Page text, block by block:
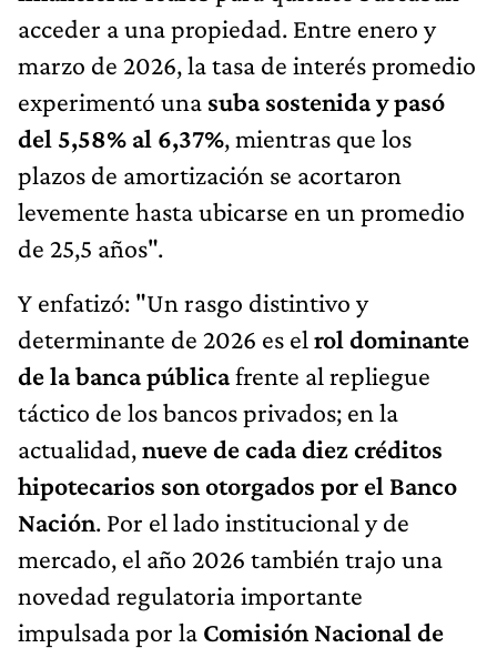
acceder a una propiedad. Entre enero y
marzo de 2026, la tasa de interés promedio
experimentó una suba sostenida y pasó
del 5,58% al 6,37%, mientras que los
plazos de amortización se acortaron
levemente hasta ubicarse en un promedio
de 25,5 años".
Y enfatizó: "Un rasgo distintivo y
determinante de 2026 es el rol dominante
de la banca públicafrente al repliegue
táctico de los bancos privados; en la
actualidad,nueve de cada diez créditos
hipotecarios son otorgados por el Banco
Nación. Por el lado institucional y de
mercado, el año 2026 también trajo una
novedad regulatoria importante
impulsada por la Comisión Nacional de